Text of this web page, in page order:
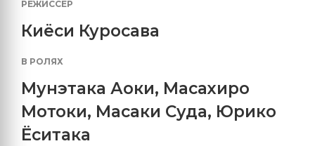
РЕЖИССЕР
Киёси Куросава
В РОЛЯХ
Мунэтака Аоки, Масахиро
Мотоки, Масаки Суда, Юрико
Ёситака